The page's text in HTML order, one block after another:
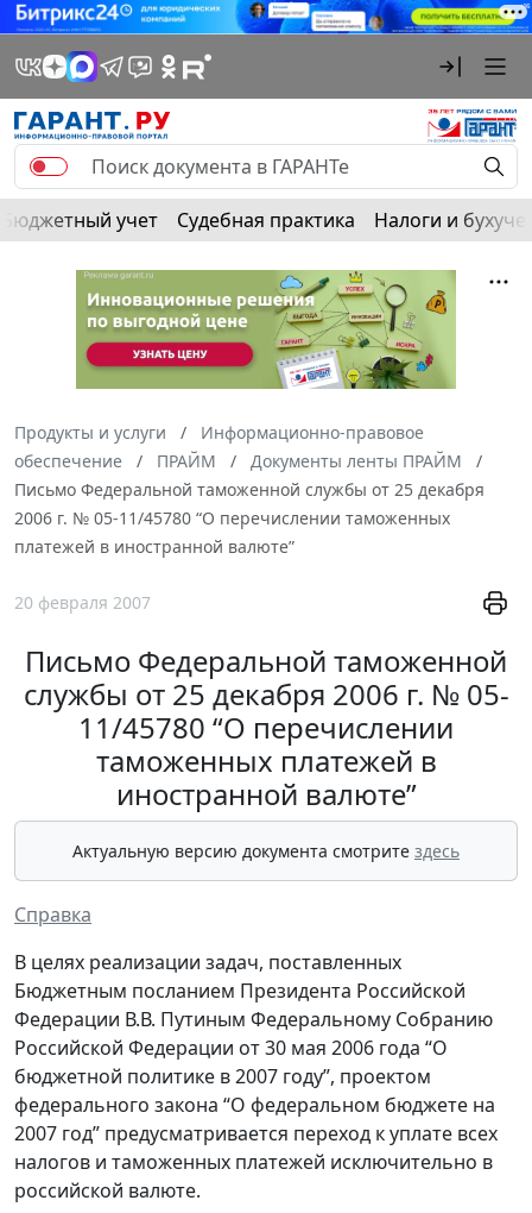
Бюджетный учет Судебная практика Налоги и
Продукты и услуги
Информационно-правовое
обеспечение
ПРАЙМ
Документы ленты ПРАЙМ
Письмо Федеральной таможенной службы от 25 декабря
2006 г. № 05-11/45780 “О перечислении таможенных
платежей в иностранной валюте”
20 февраля 2007
Письмо Федеральной таможенной
службы от 25 декабря 2006 г. № 05-
11/45780 “О перечислении
таможенных платежей в
иностранной валюте”
Актуальную версию документа смотрите здесь
Справка
В целях реализации задач, поставленных
Бюджетным посланием Президента Российской
Федерации В.В. Путиным Федеральному Собранию
Российской Федерации от 30 мая 2006 года “О
бюджетной политике в 2007 году”, проектом
федерального закона “О федеральном бюджете на
2007 год” предусматривается переход к уплате всех
налогов и таможенных платежей исключительно в
российской валюте.